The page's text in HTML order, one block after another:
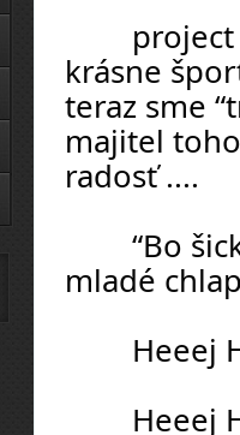
krásne
teraz sme
majitel
radosť ....
mladé
Heeej
Heeej